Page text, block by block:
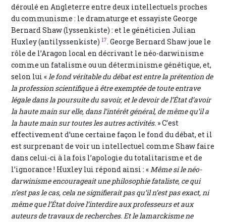
déroulé en Angleterre entre deux intellectuels proches
du communisme : le dramaturge et essayiste George
Bernard Shaw (lyssenkiste) : et le généticien Julian
Huxley (antilyssenkiste) 17. George Bernard Shaw joue le
rôle de l’Aragon local en décrivant le néo-darwinisme
comme un fatalisme ou un déterminisme génétique, et,
selon lui «le fond véritable du débat est entre la prétention de
la profession scientifique à être exemptée de toute entrave
légale dans la poursuite du savoir, et le devoir de l’État d’avoir
la haute main sur elle, dans l’intérêt général, de même qu’il a
la haute main sur toutes les autres activités. » C’est
effectivement d’une certaine façon le fond du débat, et il
est surprenant de voir un intellectuel comme Shaw faire
dans celui-ci à la fois l’apologie du totalitarisme et de
l’ignorance ! Huxley lui répond ainsi : «Même si le néo-
darwinisme encourageait une philosophie fataliste, ce qui
n’est pas le cas, cela ne signifierait pas qu’il n’est pas exact, ni
même que l’État doive l’interdire aux professeurs et aux
auteurs de travaux de recherches. Et le lamarckisme ne